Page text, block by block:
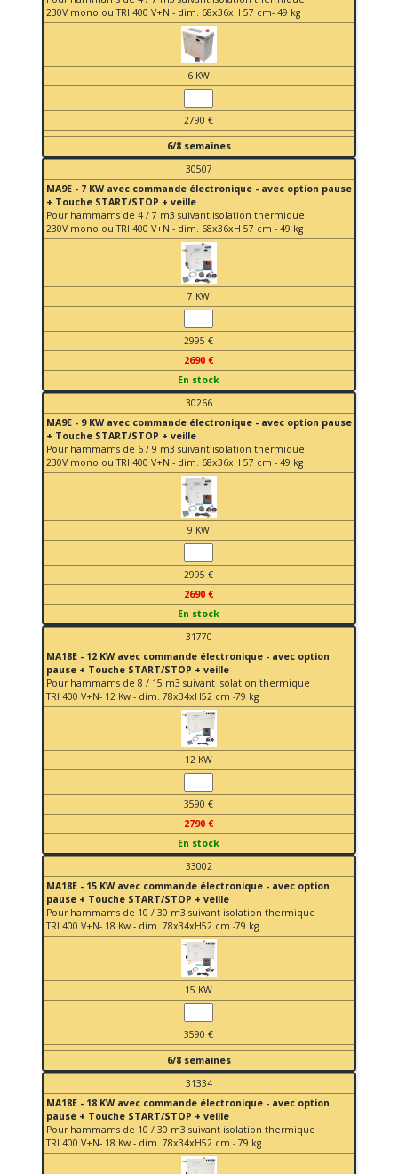
230V mono ou TRI 400 V+N - dim. 68x36xH 57 cm- 49 kg
6 KW
2790 €
6/8 semaines
30507
MA9E - 7 KW avec commande électronique - avec option pause
+ Touche START/STOP + veille
Pour hammams de 4 / 7 m3 suivant isolation thermique
230V mono ou TRI 400 V+N - dim. 68x36xH 57 cm - 49 kg
7 KW
2995 €
2690 €
En stock
30266
MA9E - 9 KW avec commande électronique - avec option pause
+ Touche START/STOP + veille
Pour hammams de 6 / 9 m3 suivant isolation thermique
230V mono ou TRI 400 V+N - dim. 68x36xH 57 cm - 49 kg
9 KW
2995 €
2690 €
En stock
31770
MA18E - 12 KW avec commande électronique - avec option
pause + Touche START/STOP + veille
Pour hammams de 8 / 15 m3 suivant isolation thermique
TRI 400 V+N- 12 Kw - dim. 78x34xH52 cm -79 kg
12 KW
3590 €
2790 €
En stock
33002
MA18E - 15 KW avec commande électronique - avec option
pause + Touche START/STOP + veille
Pour hammams de 10 / 30 m3 suivant isolation thermique
TRI 400 V+N- 18 Kw - dim. 78x34xH52 cm -79 kg
15 KW
3590 €
6/8 semaines
31334
MA18E - 18 KW avec commande électronique - avec option
pause + Touche START/STOP + veille
Pour hammams de 10 / 30 m3 suivant isolation thermique
TRI 400 V+N- 18 Kw - dim. 78x34xH52 cm - 79 kg